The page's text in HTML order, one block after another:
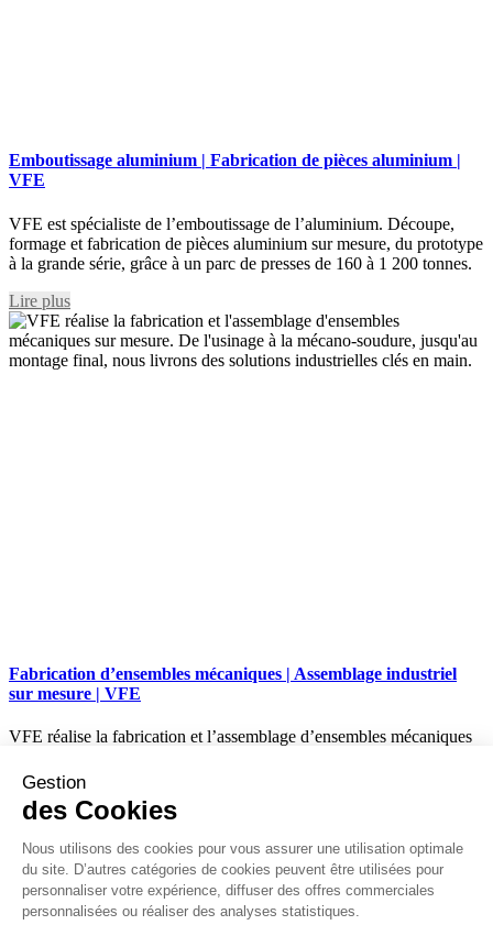
Emboutissage aluminium | Fabrication de pièces aluminium |
VFE
VFE est spécialiste de l’emboutissage de l’aluminium. Découpe,
formage et fabrication de pièces aluminium sur mesure, du prototype
à la grande série, grâce à un parc de presses de 160 à 1 200 tonnes.
Lire plus
Fabrication d’ensembles mécaniques | Assemblage industriel
sur mesure | VFE
VFE réalise la fabrication et l’assemblage d’ensembles mécaniques
final, nous livrons des solutions industrielles clés en main.
Lire plus
937 rue Jules Vallès,
ZAC de la CHevallerie,
50000 SAINT-LÔ
Gestion
des Cookies
Nous utilisons des cookies pour vous assurer une utilisation optimale
du site. D’autres catégories de cookies peuvent être utilisées pour
personnaliser votre expérience, diffuser des offres commerciales
personnalisées ou réaliser des analyses statistiques.